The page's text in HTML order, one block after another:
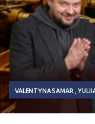
VALENTYNA SAMAR